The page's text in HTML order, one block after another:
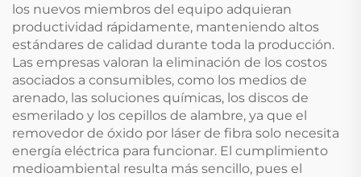
los nuevos miembros del equipo adquieran
productividad rápidamente, manteniendo altos
estándares de calidad durante toda la producción.
Las empresas valoran la eliminación de los costos
asociados a consumibles, como los medios de
arenado, las soluciones químicas, los discos de
esmerilado y los cepillos de alambre, ya que el
removedor de óxido por láser de fibra solo necesita
energía eléctrica para funcionar. El cumplimiento
medioambiental resulta más sencillo, pues el